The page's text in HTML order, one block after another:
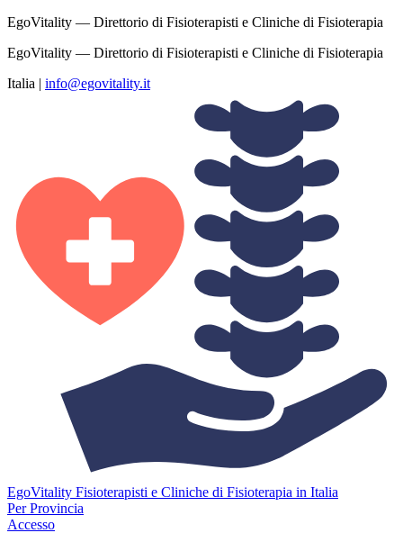
EgoVitality — Direttorio di Fisioterapisti e Cliniche di Fisioterapia
EgoVitality — Direttorio di Fisioterapisti e Cliniche di Fisioterapia
Italia | info@egovitality.it
EgoVitality Fisioterapisti e Cliniche di Fisioterapia in Italia
Per Provincia
Accesso